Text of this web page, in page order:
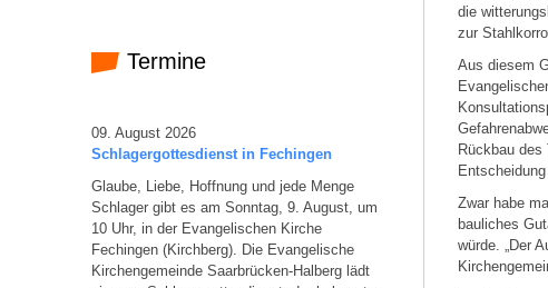
Termine
09. August 2026
Schlagergottesdienst in Fechingen
Glaube, Liebe, Hoffnung und jede Menge
Schlager gibt es am Sonntag, 9. August, um
10 Uhr, in der Evangelischen Kirche
Fechingen (Kirchberg). Die Evangelische
Kirchengemeinde Saarbrücken-Halberg lädt
die
zur
Aus diesem
Rückbau des
Zwar habe
bauliches
würde. „Der